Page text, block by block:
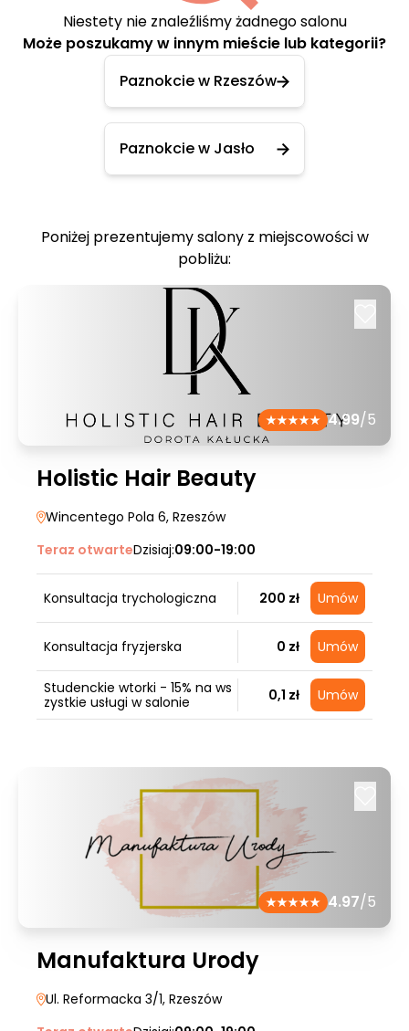
Niestety nie znaleźliśmy żadnego salonu
Może poszukamy w innym mieście lub kategorii?
Paznokcie w Rzeszów
Paznokcie w Jasło
Poniżej prezentujemy salony z miejscowości w
pobliżu:
4.99/5
Holistic Hair Beauty
Wincentego Pola 6, Rzeszów
Teraz otwarteDzisiaj:09:00-19:00
Konsultacja trychologiczna 200 zł Umów
Konsultacja fryzjerska 0 zł Umów
Studenckie wtorki - 15% na ws
zystkie usługi w salonie
0,1 zł Umów
4.97/5
Manufaktura Urody
Ul. Reformacka 3/1, Rzeszów